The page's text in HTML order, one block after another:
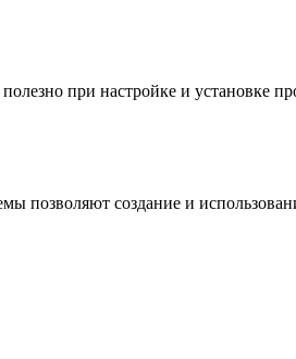
при настройке и установке
позволяют создание и